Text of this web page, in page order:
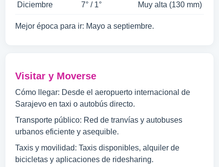
Diciembre 7° / 1° Muy alta (130 mm)
Mejor época para ir: Mayo a septiembre.
Visitar y Moverse
Cómo llegar: Desde el aeropuerto internacional de
Sarajevo en taxi o autobús directo.
Transporte público: Red de tranvías y autobuses
urbanos eficiente y asequible.
Taxis y movilidad: Taxis disponibles, alquiler de
bicicletas y aplicaciones de ridesharing.